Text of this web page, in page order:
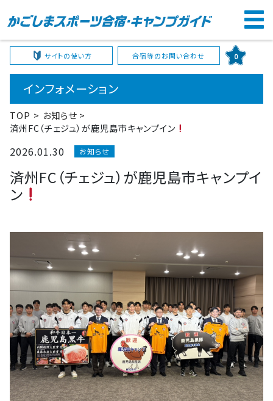
サイトの使い方 合宿等のお問い合わせ 0
インフォメーション
TOP
お知らせ
済州FC（チェジュ）が鹿児島市キャンプイン
2026.01.30 お知らせ
済州FC（チェジュ）が鹿児島市キャンプイ
ン